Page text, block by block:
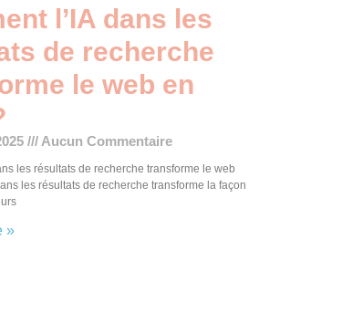
l’IA dans les
de recherche
le web en
Aucun Commentaire
les résultats de recherche transforme le web
les résultats de recherche transforme la façon
»